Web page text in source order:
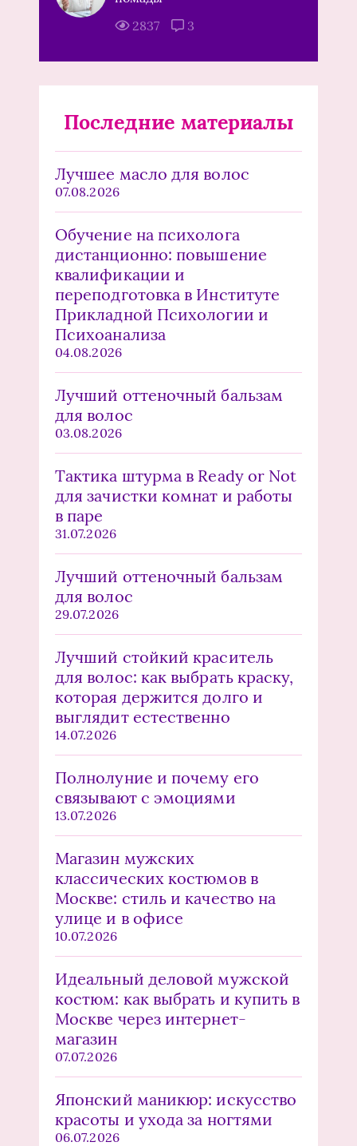
2837
3
Последние материалы
Лучшее масло для волос
07.08.2026
Обучение на психолога
дистанционно: повышение
квалификации и
переподготовка в Институте
Прикладной Психологии и
Психоанализа
04.08.2026
Лучший оттеночный бальзам
для волос
03.08.2026
Тактика штурма в Ready or Not
для зачистки комнат и работы
в паре
31.07.2026
Лучший оттеночный бальзам
для волос
29.07.2026
Лучший стойкий краситель
для волос: как выбрать краску,
которая держится долго и
выглядит естественно
14.07.2026
Полнолуние и почему его
связывают с эмоциями
13.07.2026
Магазин мужских
классических костюмов в
Москве: стиль и качество на
улице и в офисе
10.07.2026
Идеальный деловой мужской
костюм: как выбрать и купить в
Москве через интернет-
магазин
07.07.2026
Японский маникюр: искусство
красоты и ухода за ногтями
06.07.2026